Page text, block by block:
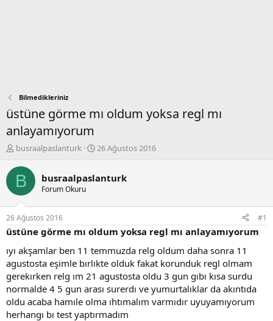
Bilmedikleriniz
üstüne görme mı oldum yoksa regl mı
anlayamıyorum
K
n
b
y
u
b
a
a
t
a
n
busraalpaslanturk
B
l
ı
ç
a
r
h
i
26 Ağustos 2016
B busraalpaslanturk
Forum Okuru
26 Ağustos 2016 #1
üstüne görme mı oldum yoksa regl mı anlayamıyorum
ıyı akşamlar ben 11 temmuzda relg oldum daha sonra 11
agustosta eşimle bırlıkte olduk fakat korunduk regl olmam
gerekırken relg ım 21 agustosta oldu 3 gun gıbı kısa surdu
normalde 4 5 gun arası surerdı ve yumurtalıklar da akıntıda
oldu acaba hamıle olma ıhtımalım varmıdır uyuyamıyorum
herhangı bı test yaptırmadım